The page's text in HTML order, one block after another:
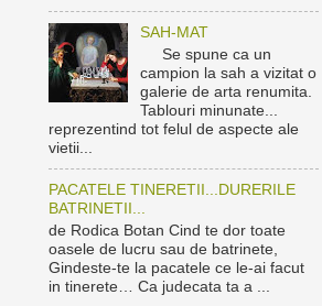
SAH-MAT
Se spune ca un
campion la sah a vizitat o
galerie de arta renumita.
Tablouri minunate...
reprezentind tot felul de aspecte ale
vietii...
PACATELE TINERETII...DURERILE
BATRINETII...
de Rodica Botan Cind te dor toate
oasele de lucru sau de batrinete,
Gindeste-te la pacatele ce le-ai facut
in tinerete… Ca judecata ta a ...